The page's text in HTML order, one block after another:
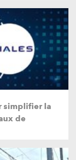
simplifier la
de